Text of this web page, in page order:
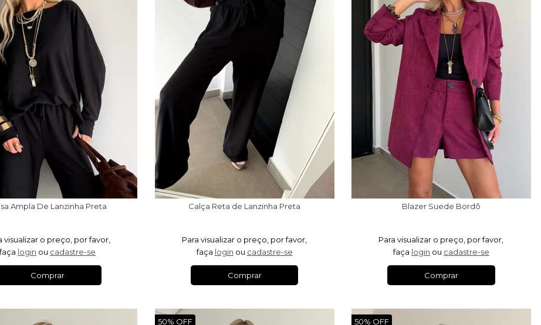
Ampla De Lanzinha Preta
visualizar o preço, por favor,
faça login ou cadastre-se
Comprar
Calça Reta de Lanzinha Preta
Para visualizar o preço, por favor,
faça login ou cadastre-se
Comprar
Blazer Suede Bordô
Para visualizar o preço, por favor,
faça login ou cadastre-se
Comprar
50% OFF 50% OFF